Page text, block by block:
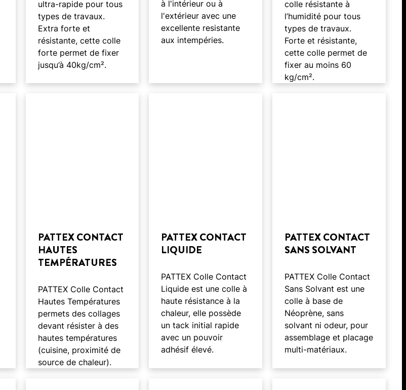
ultra-rapide pour tous
types de travaux.
Extra forte et
résistante, cette colle
forte permet de fixer
jusqu’à 40kg/cm².
à l'intérieur ou à
l'extérieur avec une
excellente resistante
aux intempéries.
colle résistante à
l’humidité pour tous
types de travaux.
Forte et résistante,
cette colle permet de
fixer au moins 60
kg/cm².
PATTEX CONTACT
HAUTES
TEMPÉRATURES
PATTEX Colle Contact
Hautes Températures
permets des collages
devant résister à des
hautes températures
(cuisine, proximité de
source de chaleur).
PATTEX CONTACT
LIQUIDE
PATTEX Colle Contact
Liquide est une colle à
haute résistance à la
chaleur, elle possède
un tack initial rapide
avec un pouvoir
adhésif élevé.
PATTEX CONTACT
SANS SOLVANT
PATTEX Colle Contact
Sans Solvant est une
colle à base de
Néoprène, sans
solvant ni odeur, pour
assemblage et placage
multi-matériaux.